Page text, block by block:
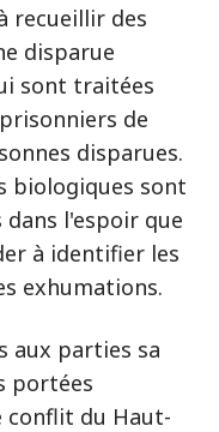
recueillir des
disparue
sont traitées
de
disparues.
biologiques sont
l'espoir que
à identifier les
exhumations.
aux parties sa
portées
conflit du Haut-